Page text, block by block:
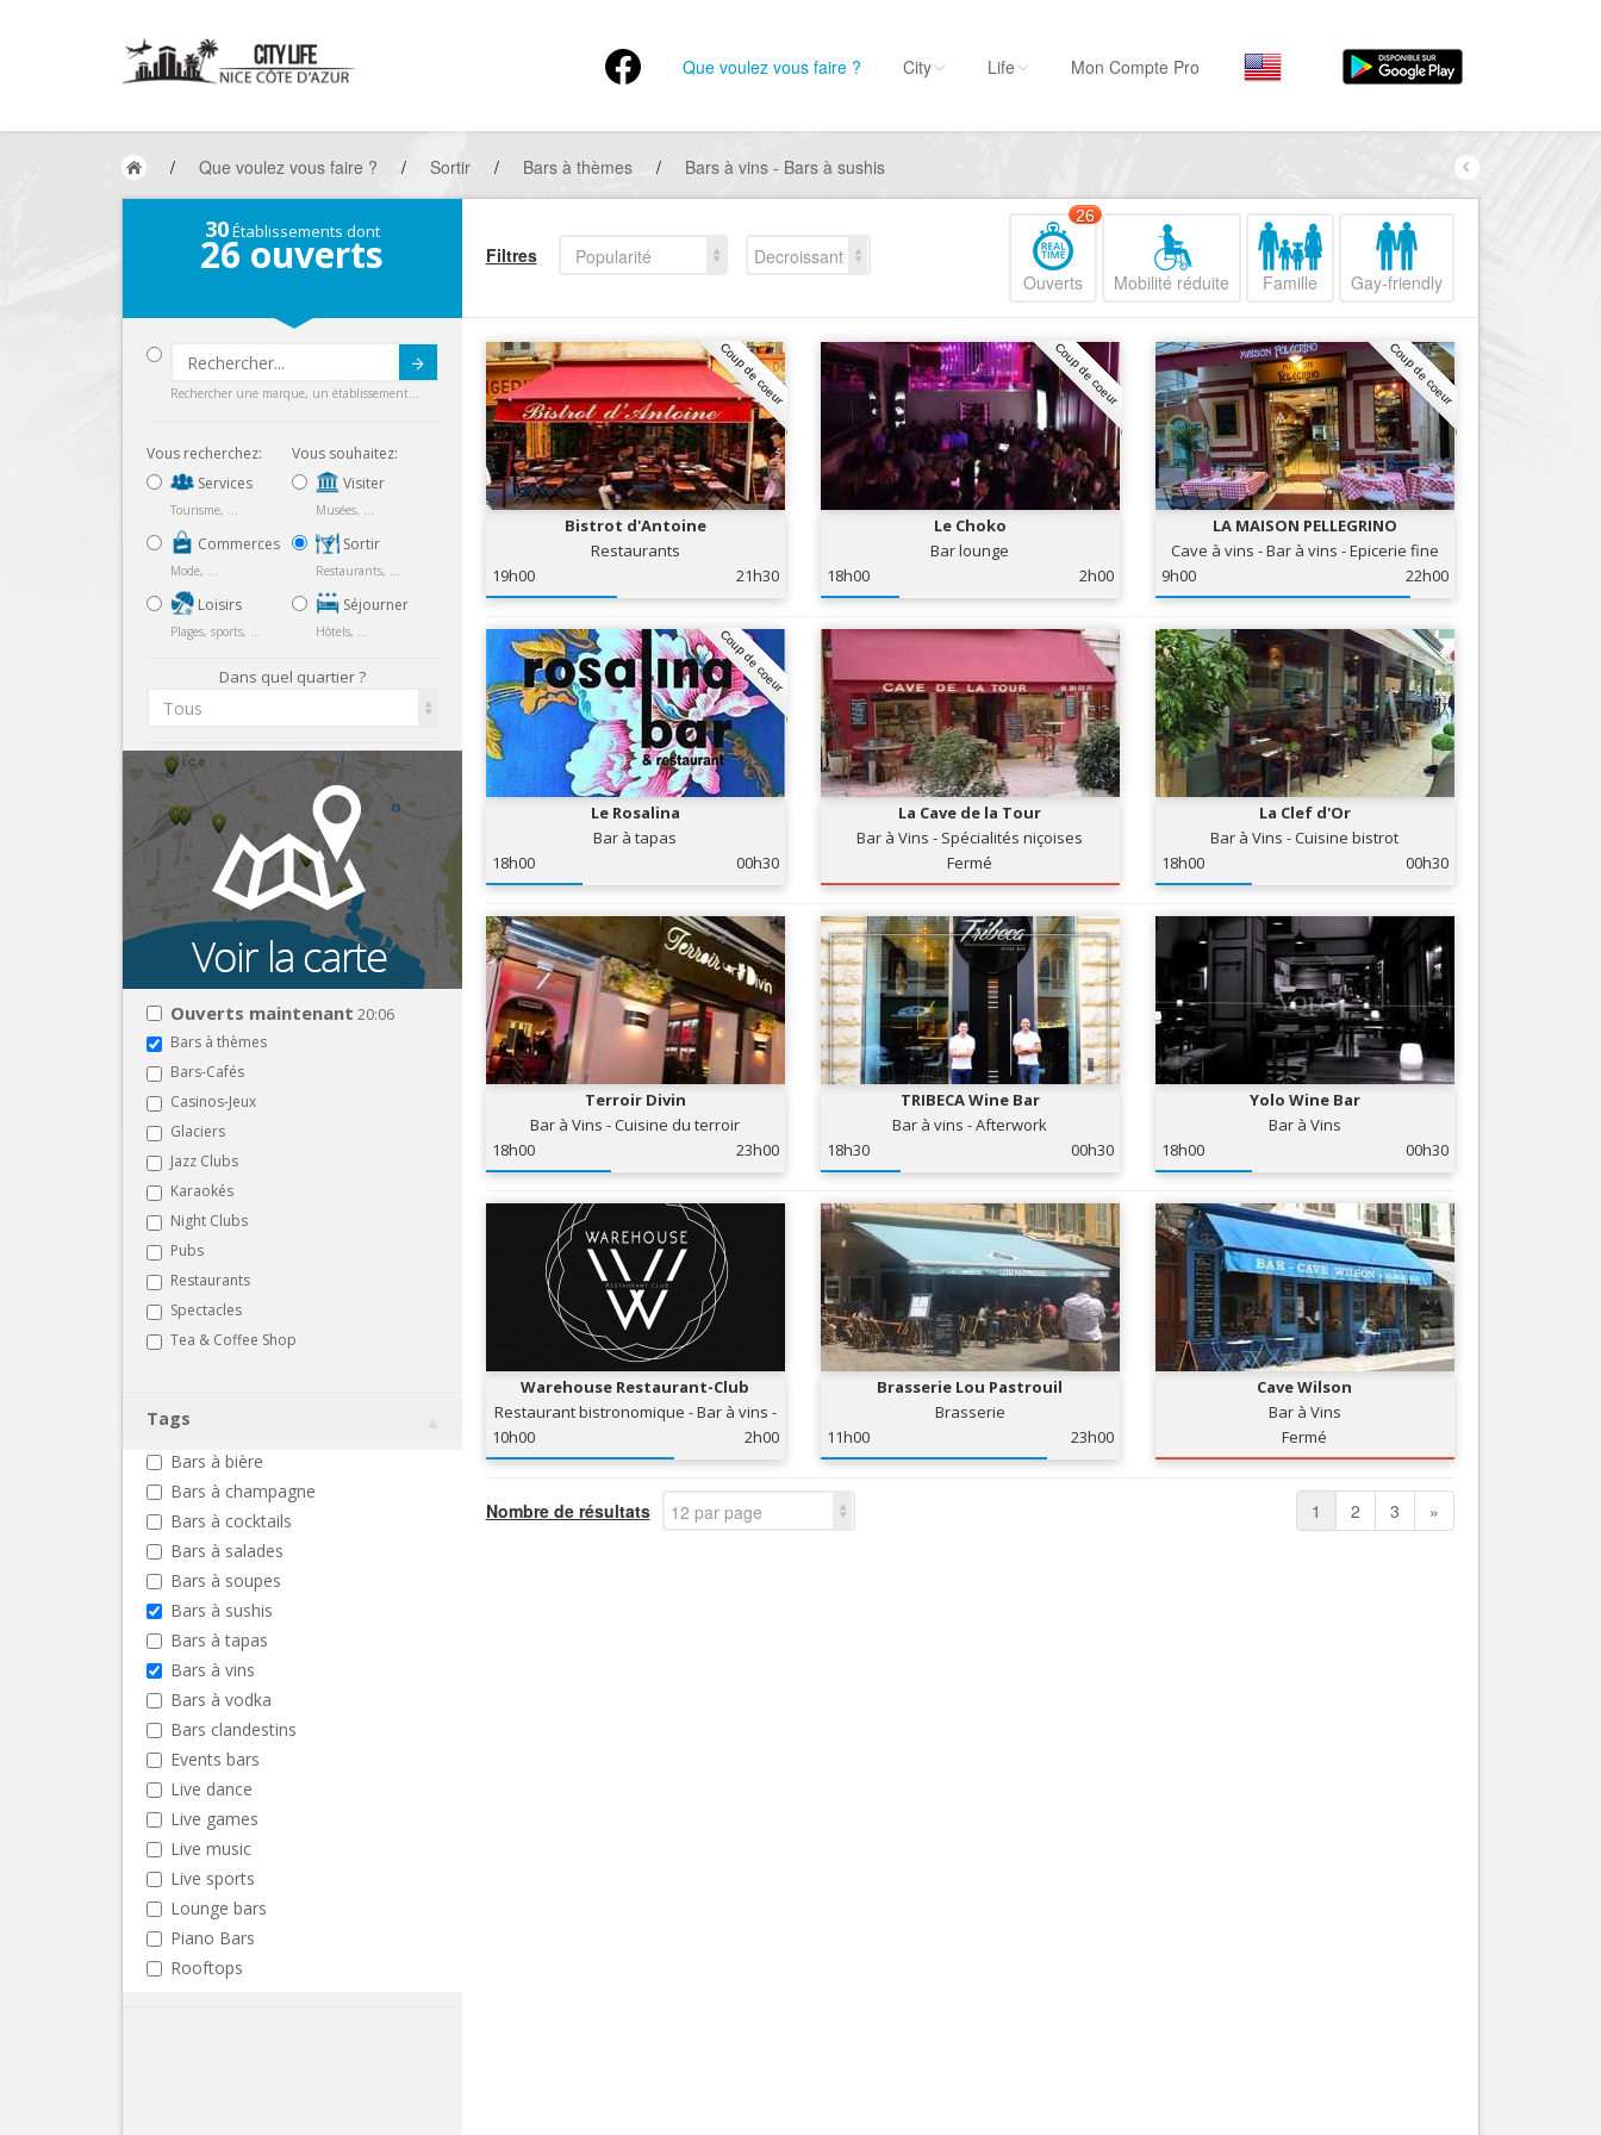
Que voulez vous faire ?
Hôtels, ...
Visiter
Sortir
Restaurants, ...
Commerces
Mode, ...
Loisirs
Plages, sports, ...
Services
Tourisme, ...
Par quartiers
Nice Promenade du
Nice le Port
Nice le Vieux Nice
Nice le Coeur de Ville
Nice les Collines Niçoises
Nice le petit Marais Niçois
Nice la plaine du Var
Nice le Carré d’Or
Nice Aéroport
City Life Mon Compte Pro
/ Que voulez vous faire ? / Sortir / Bars à thèmes / Bars à vins - Bars à sushis
30Établissements dont
26 ouverts
Rechercher une marque, un établissement...
Vous recherchez:
Services
Tourisme, ...
Commerces
Mode, ...
Loisirs
Plages, sports, ...
Vous souhaitez:
Visiter
Musées, ...
Sortir
Restaurants, ...
Séjourner
Hôtels, ...
Dans quel quartier ?
Tous
Ouverts maintenant 20:06
Bars à thèmes
Bars-Cafés
Casinos-Jeux
Glaciers
Jazz Clubs
Karaokés
Night Clubs
Pubs
Restaurants
Spectacles
Tea & Coffee Shop
Tags
Bars à bière
Bars à champagne
Bars à cocktails
Bars à salades
Bars à soupes
Bars à sushis
Bars à tapas
Bars à vins
Bars à vodka
Bars clandestins
Events bars
Live dance
Live games
Live music
Live sports
Lounge bars
Piano Bars
Rooftops
Filtres Popularité
Decroissant
Ouverts
26
Mobilité réduite Famille Gay-friendly
Coup de coeur
Bistrot d'Antoine
Restaurants
19h00
21h30
Coup de coeur
Le Choko
Bar lounge
18h00
2h00
Coup de coeur
LA MAISON PELLEGRINO
Cave à vins - Bar à vins - Epicerie fine
9h00
22h00
Coup de coeur
Le Rosalina
Bar à tapas
18h00
00h30
La Cave de la Tour
Bar à Vins - Spécialités niçoises
Fermé
La Clef d'Or
Bar à Vins - Cuisine bistrot
18h00
00h30
Terroir Divin
Bar à Vins - Cuisine du terroir
18h00
23h00
TRIBECA Wine Bar
Bar à vins - Afterwork
18h30
00h30
Yolo Wine Bar
Bar à Vins
18h00
00h30
Warehouse Restaurant-Club
Restaurant bistronomique - Bar à vins -
10h00 2h00
Brasserie Lou Pastrouil
Brasserie
11h00
23h00
Cave Wilson
Bar à Vins
Fermé
Nombre de résultats 12 par page 1 2 3 »